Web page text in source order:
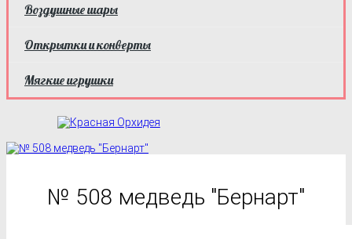
Воздушные шары
Открытки и конверты
Мягкие игрушки
№ 508 медведь "Бернарт"